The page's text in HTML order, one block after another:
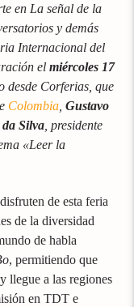
en La señal de la
y demás
Internacional del
elmiércoles 17
desde Corferias, que
Colombia ,Gustavo
Silva , presidente
«Leer la
de esta feria
de la diversidad
de habla
, permitiendo que
llegue a las regiones
en TDT e